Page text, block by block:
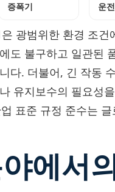
증폭기 운
광범위한 환경 조
도 불구하고 일관된
다. 더불어, 긴 작동
유지보수의 필요성
표준 규정 준수는
에서